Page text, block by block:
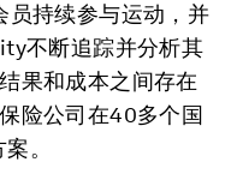
持续参与运动，并
不断追踪并分析其
果和成本之间存在
险公司在40多个国
。